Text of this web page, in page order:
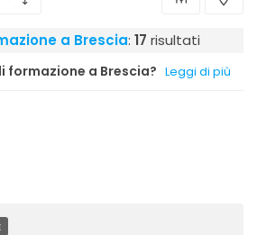
a Brescia: 17 risultati
formazione a Brescia? Leggi di più